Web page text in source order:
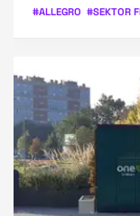
#ALLEGRO #SEKTOR